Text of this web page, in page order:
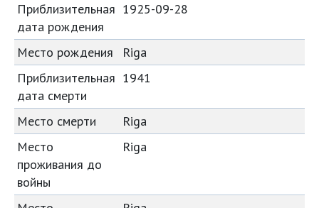
Приблизительная
дата рождения
1925-09-28
Место рождения
Riga
Приблизительная
дата смерти
1941
Место смерти
Riga
Место
проживания до
войны
Riga